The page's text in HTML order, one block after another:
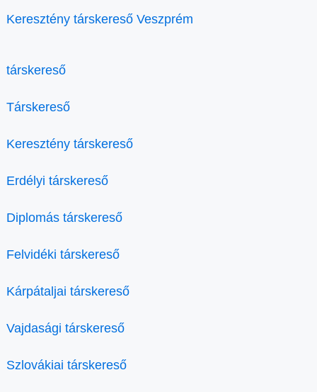
Keresztény társkereső Veszprém
társkereső
Társkereső
Keresztény társkereső
Erdélyi társkereső
Diplomás társkereső
Felvidéki társkereső
Kárpátaljai társkereső
Vajdasági társkereső
Szlovákiai társkereső